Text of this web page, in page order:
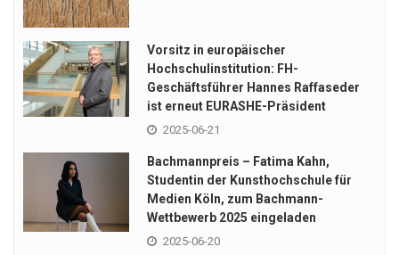
Vorsitz in europäischer
Hochschulinstitution: FH-
Geschäftsführer Hannes Raffaseder
ist erneut EURASHE-Präsident
2025-06-21
Bachmannpreis – Fatima Kahn,
Studentin der Kunsthochschule für
Medien Köln, zum Bachmann-
Wettbewerb 2025 eingeladen
2025-06-20